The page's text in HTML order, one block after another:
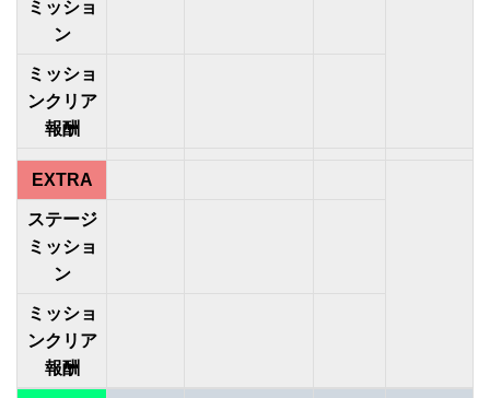
ミッショ
ン
ミッショ
ンクリア
報酬
EXTRA
ステージ
ミッショ
ン
ミッショ
ンクリア
報酬